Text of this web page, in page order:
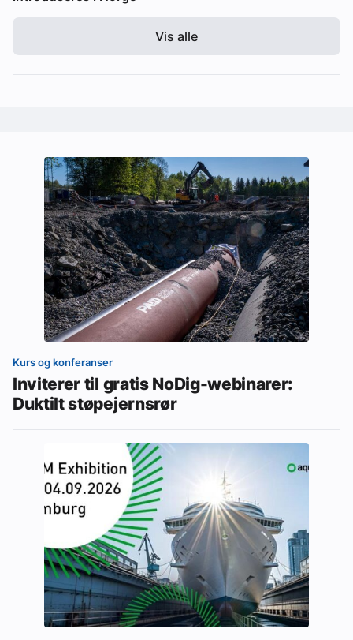
Vis alle
Kurs og konferanser
Inviterer til gratis NoDig-webinarer:
Duktilt støpejernsrør